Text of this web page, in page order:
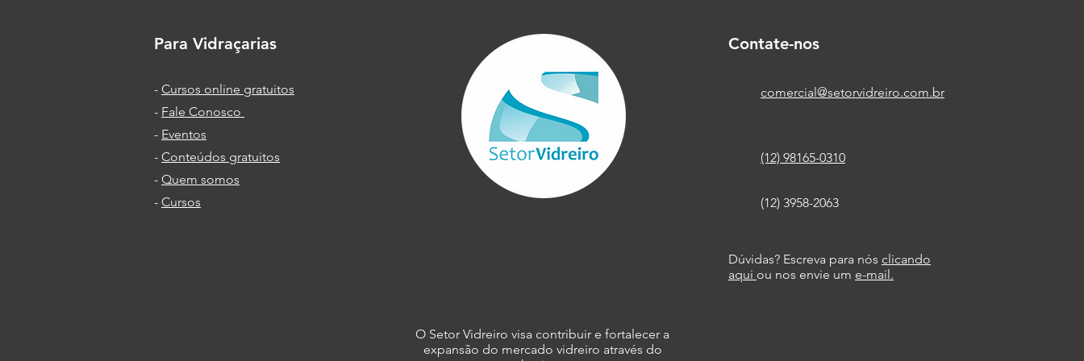
Para Vidraçarias
- Cursos online gratuitos
- Fale Conosco
- Eventos
- Conteúdos gratuitos
- Quem somos
- Cursos
Contate-nos
comercial@setorvidreiro.com.br
(12) 98165-0310
(12) 3958-2063
Dúvidas? Escreva para nós clicando
aqui ou nos envie um e-mail.
O Setor Vidreiro visa contribuir e fortalecer a
expansão do mercado vidreiro através do